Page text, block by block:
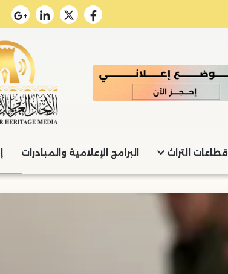
قطاعات التراث البرامج الإعلامية والمبادرات